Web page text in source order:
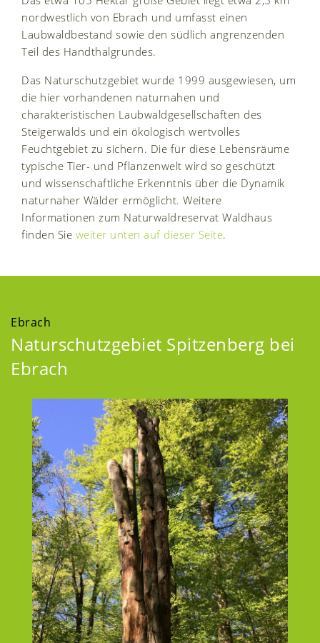
nordwestlich von Ebrach und umfasst einen
Laubwaldbestand sowie den südlich angrenzenden
Teil des Handthalgrundes.
Das Naturschutzgebiet wurde 1999 ausgewiesen, um
die hier vorhandenen naturnahen und
charakteristischen Laubwaldgesellschaften des
Steigerwalds und ein ökologisch wertvolles
Feuchtgebiet zu sichern. Die für diese Lebensräume
typische Tier- und Pflanzenwelt wird so geschützt
und wissenschaftliche Erkenntnis über die Dynamik
naturnaher Wälder ermöglicht. Weitere
Informationen zum Naturwaldreservat Waldhaus
finden Sie weiter unten auf dieser Seite.
Ebrach
Naturschutzgebiet Spitzenberg bei
Ebrach